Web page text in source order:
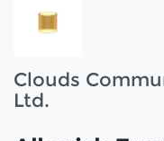
Clouds
Ltd.